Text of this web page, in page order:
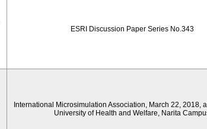
ESRI Discussion Paper Series No.343
International Microsimulation Association, March 22, 2018,
University of Health and Welfare, Narita